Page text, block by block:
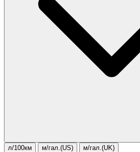
л/100км м/гал.(US) м/гал.(UK)